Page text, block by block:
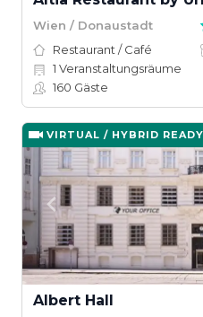
Wien / Donaustadt
Restaurant / Café
1 Veranstaltungsräume
160 Gäste
VIRTUAL / HYBRID READY
Albert Hall